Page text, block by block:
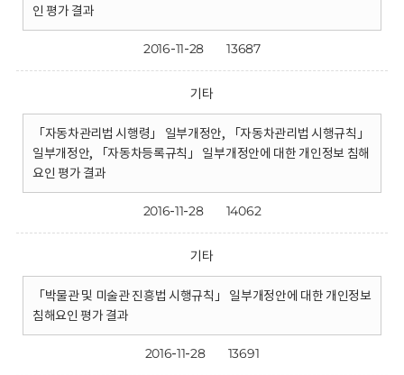
인 평가 결과
2016-11-28 13687
기타
「자동차관리법 시행령」 일부개정안, 「자동차관리법 시행규칙」
일부개정안, 「자동차등록규칙」 일부개정안에 대한 개인정보 침해
요인 평가 결과
2016-11-28 14062
기타
「박물관 및 미술관 진흥법 시행규칙」 일부개정안에 대한 개인정보
침해요인 평가 결과
2016-11-28 13691